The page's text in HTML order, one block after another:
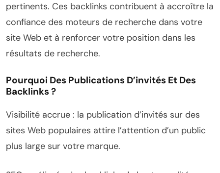
pertinents. Ces backlinks contribuent à accroître la
confiance des moteurs de recherche dans votre
site Web et à renforcer votre position dans les
résultats de recherche.
Pourquoi Des Publications D’invités Et Des
Backlinks ?
Visibilité accrue : la publication d’invités sur des
sites Web populaires attire l’attention d’un public
plus large sur votre marque.